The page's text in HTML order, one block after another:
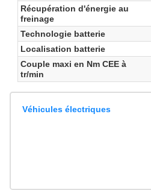
Récupération d'énergie au
freinage
Technologie batterie
Localisation batterie
Couple maxi en Nm CEE à
tr/min
Véhicules électriques